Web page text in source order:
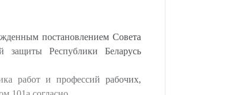
постановлением Совета
Республики Беларусь
работ и профессий рабочих,